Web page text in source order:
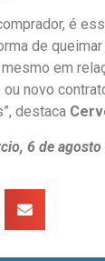
é
de
em
novo
destaca
6 de